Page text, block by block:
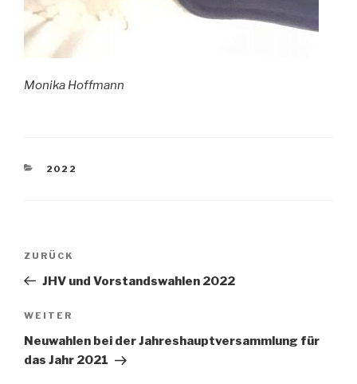
Monika Hoffmann
KATEGORIEN
2022
Beitragsnavigation
Vorheriger
Beitrag
ZURÜCK
JHV und Vorstandswahlen 2022
Nächster
Beitrag
WEITER
Neuwahlen bei der Jahreshauptversammlung für
das Jahr 2021